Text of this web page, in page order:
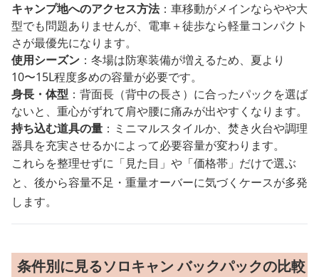
キャンプ地へのアクセス方法：車移動がメインならやや大
型でも問題ありませんが、電車＋徒歩なら軽量コンパクト
さが最優先になります。
使用シーズン ：冬場は防寒装備が増えるため、夏より
10〜15L程度多めの容量が必要です。
身長・体型 ：背面長（背中の長さ）に合ったパックを選ば
ないと、重心がずれて肩や腰に痛みが出やすくなります。
持ち込む道具の量 ：ミニマルスタイルか、焚き火台や調理
器具を充実させるかによって必要容量が変わります。
これらを整理せずに「見た目」や「価格帯」だけで選ぶ
と、後から容量不足・重量オーバーに気づくケースが多発
します。
条件別に見るソロキャン バックパックの比較